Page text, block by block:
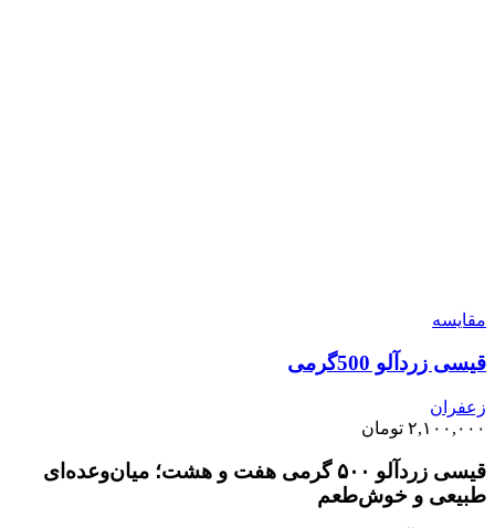
مقايسه
قیسی زردآلو 500گرمی
زعفران
۲,۱۰۰,۰۰۰ تومان
قیسی زردآلو ۵۰۰ گرمی هفت و هشت؛ میان‌وعده‌ای
طبیعی و خوش‌طعم